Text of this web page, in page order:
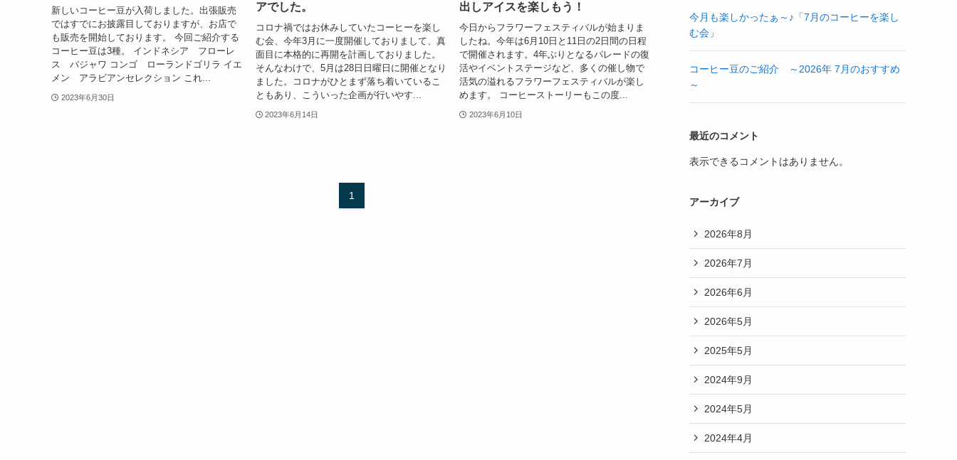
新しいコーヒー豆が入荷しました。出張販売
ではすでにお披露目しておりますが、お店で
も販売を開始しております。 今回ご紹介する
コーヒー豆は3種。 インドネシア フローレ
ス バジャワ コンゴ ローランドゴリラ イエ
メン アラビアンセレクション これ...
2023年6月30日
アでした。
コロナ禍ではお休みしていたコーヒーを楽し
む会、今年3月に一度開催しておりまして、真
面目に本格的に再開を計画しておりました。
そんなわけで、5月は28日日曜日に開催となり
ました。コロナがひとまず落ち着いているこ
ともあり、こういった企画が行いやす...
2023年6月14日
出しアイスを楽しもう！
今日からフラワーフェスティバルが始まりま
したね。今年は6月10日と11日の2日間の日程
で開催されます。4年ぶりとなるパレードの復
活やイベントステージなど、多くの催し物で
活気の溢れるフラワーフェスティバルが楽し
めます。 コーヒーストーリーもこの度...
2023年6月10日
1
今月も楽しかったぁ～♪「7月のコーヒーを楽し
む会」
コーヒー豆のご紹介 ～2026年 7月のおすすめ
～
最近のコメント
表示できるコメントはありません。
アーカイブ
2026年8月
2026年7月
2026年6月
2026年5月
2025年5月
2024年9月
2024年5月
2024年4月